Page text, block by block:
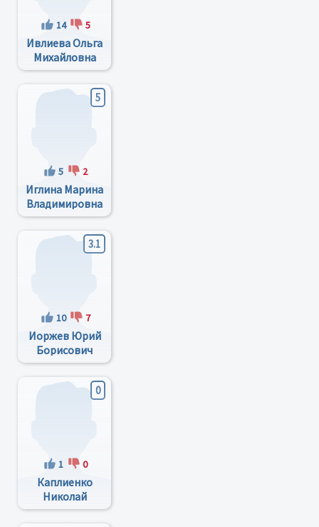
14 5
Ивлиева Ольга
Михайловна
5
5 2
Иглина Марина
Владимировна
3.1
10 7
Иоржев Юрий
Борисович
0
1 0
Каплиенко
Николай
Викторович